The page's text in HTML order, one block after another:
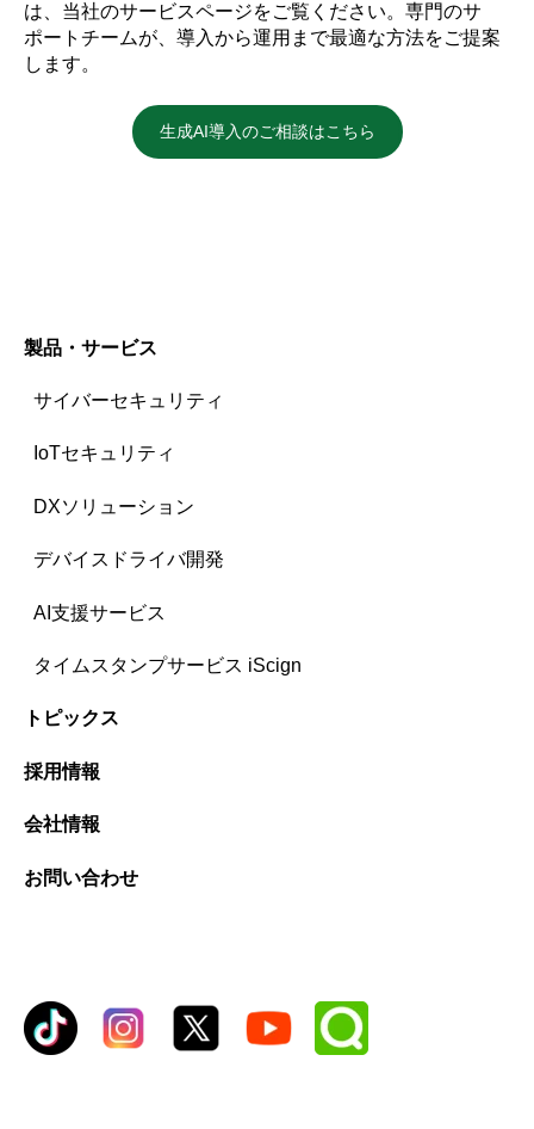
は、当社のサービスページをご覧ください。専門のサ
ポートチームが、導入から運用まで最適な方法をご提案
します。
生成AI導入のご相談はこちら
製品・サービス
サイバーセキュリティ
IoTセキュリティ
DXソリューション
デバイスドライバ開発
AI支援サービス
タイムスタンプサービス iScign
トピックス
採用情報
会社情報
お問い合わせ